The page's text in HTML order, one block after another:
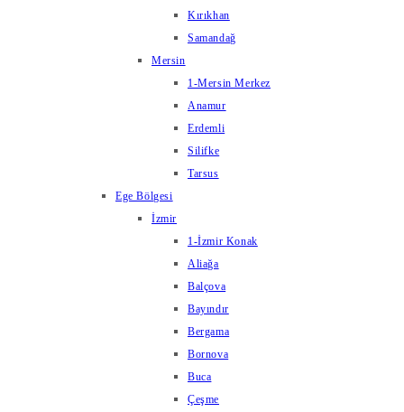
Kırıkhan
Samandağ
Mersin
1-Mersin Merkez
Anamur
Erdemli
Silifke
Tarsus
Ege Bölgesi
İzmir
1-İzmir Konak
Aliağa
Balçova
Bayındır
Bergama
Bornova
Buca
Çeşme